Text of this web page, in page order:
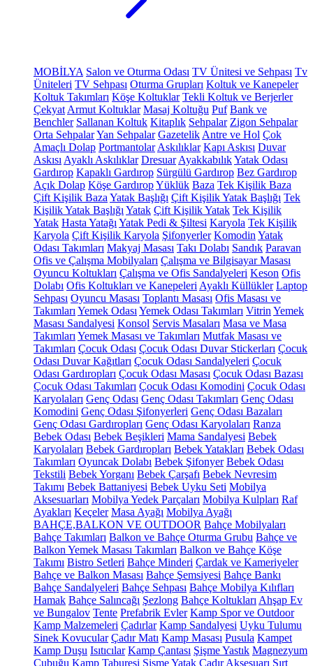
MOBİLYA Salon ve Oturma Odası TV Ünitesi ve Sehpası Tv
Üniteleri TV Sehpası Oturma Grupları Koltuk ve Kanepeler
Koltuk Takımları Köşe Koltuklar Tekli Koltuk ve Berjerler
Çekyat Armut Koltuklar Masaj Koltuğu Puf Bank ve
Benchler Sallanan Koltuk Kitaplık Sehpalar Zigon Sehpalar
Orta SehpalarYan Sehpalar Gazetelik Antre ve Hol Çok
Amaçlı Dolap Portmantolar Askılıklar Kapı Askısı Duvar
Askısı Ayaklı Askılıklar Dresuar AyakkabılıkYatak Odası
Gardırop Kapaklı Gardırop Sürgülü Gardırop Bez Gardırop
Açık Dolap Köşe GardıropYüklük Baza Tek Kişilik Baza
Çift Kişilik Baza Yatak Başlığı Çift Kişilik Yatak Başlığı Tek
Kişilik Yatak Başlığı Yatak Çift Kişilik Yatak Tek Kişilik
Yatak Hasta Yatağı Yatak Pedi & Şiltesi Karyola Tek Kişilik
Karyola Çift Kişilik Karyola Şifonyerler Komodin Yatak
Odası Takımları Makyaj Masası Takı Dolabı Sandık Paravan
Ofis ve Çalışma Mobilyaları Çalışma ve Bilgisayar Masası
Oyuncu Koltukları Çalışma ve Ofis Sandalyeleri Keson Ofis
Dolabı Ofis Koltukları ve Kanepeleri Ayaklı Küllükler Laptop
Sehpası Oyuncu Masası Toplantı Masası Ofis Masası ve
Takımları Yemek Odası Yemek Odası Takımları Vitrin Yemek
Masası Sandalyesi Konsol Servis Masaları Masa ve Masa
Takımları Yemek Masası ve Takımları Mutfak Masası ve
Takımları Çocuk Odası Çocuk Odası Duvar Stickerları Çocuk
Odası Duvar Kağıtları Çocuk Odası Sandalyeleri Çocuk
Odası Gardıropları Çocuk Odası Masası Çocuk Odası Bazası
Çocuk Odası Takımları Çocuk Odası Komodini Çocuk Odası
Karyolaları Genç Odası Genç Odası Takımları Genç Odası
Komodini Genç Odası Şifonyerleri Genç Odası Bazaları
Genç Odası Gardıropları Genç Odası Karyolaları Ranza
Bebek Odası Bebek Beşikleri Mama Sandalyesi Bebek
Karyolaları Bebek Gardıropları Bebek Yatakları Bebek Odası
Takımları Oyuncak Dolabı Bebek Şifonyer Bebek Odası
Tekstili Bebek Yorganı Bebek Çarşafı Bebek Nevresim
Takımı Bebek Battaniyesi Bebek Uyku Seti Mobilya
Aksesuarları Mobilya Yedek Parçaları Mobilya Kulpları Raf
Ayakları Keçeler Masa Ayağı Mobilya Ayağı
BAHÇE,BALKON VE OUTDOOR Bahçe Mobilyaları
Bahçe Takımları Balkon ve Bahçe Oturma Grubu Bahçe ve
Balkon Yemek Masası Takımları Balkon ve Bahçe Köşe
Takımı Bistro Setleri Bahçe Minderi Çardak ve Kameriyeler
Bahçe ve Balkon Masası Bahçe Şemsiyesi Bahçe Bankı
Bahçe Sandalyeleri Bahçe Sehpası Bahçe Mobilya Kılıfları
Hamak Bahçe Salıncağı Şezlong Bahçe Koltukları Ahşap Ev
ve Bungalov Tente Prefabrik Evler Kamp Spor ve Outdoor
Kamp Malzemeleri Çadırlar Kamp Sandalyesi Uyku Tulumu
Sinek Kovucular Çadır Matı Kamp Masası Pusula Kampet
Kamp Duşu Isıtıcılar Kamp Çantası Şişme Yastık Magnezyum
Çubuğu Kamp Taburesi Şişme Yatak Çadır Aksesuarı Sırt